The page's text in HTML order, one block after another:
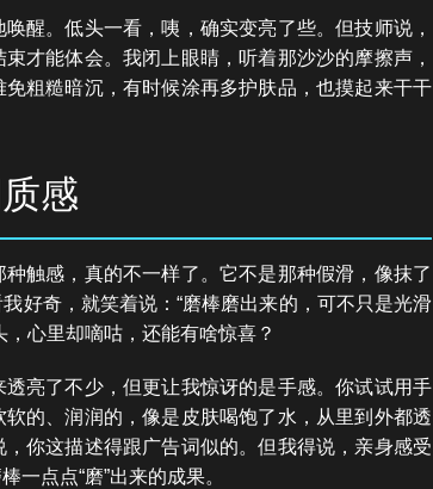
醒。低头一看，咦，确实变亮了些。但技师说，
才能体会。我闭上眼睛，听着那沙沙的摩擦声，
粗糙暗沉，有时候涂再多护肤品，也摸起来干干
感
触感，真的不一样了。它不是那种假滑，像抹了
好奇，就笑着说：“磨棒磨出来的，可不只是光滑
心里却嘀咕，还能有啥惊喜？
亮了不少，但更让我惊讶的是手感。你试试用手
的、润润的，像是皮肤喝饱了水，从里到外都透
你这描述得跟广告词似的。但我得说，亲身感受
一点点“磨”出来的成果。